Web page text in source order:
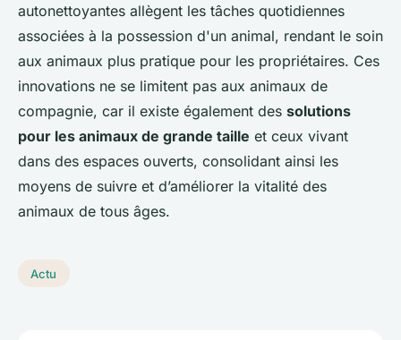
autonettoyantes allègent les tâches quotidiennes
associées à la possession d'un animal, rendant le soin
aux animaux plus pratique pour les propriétaires. Ces
innovations ne se limitent pas aux animaux de
compagnie, car il existe également des solutions
pour les animaux de grande taille et ceux vivant
dans des espaces ouverts, consolidant ainsi les
moyens de suivre et d’améliorer la vitalité des
animaux de tous âges.
Actu